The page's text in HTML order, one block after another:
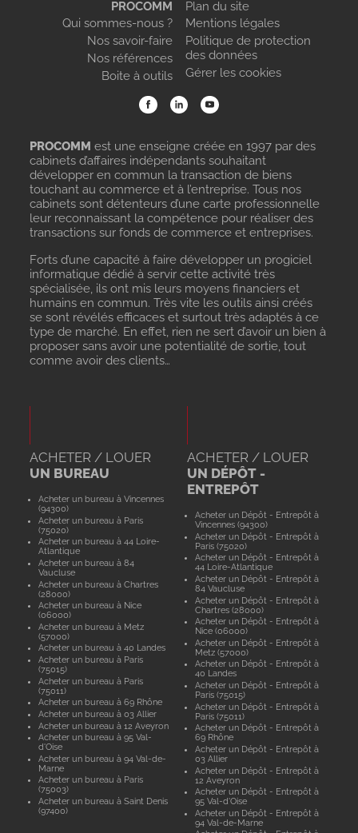
PROCOMM
Qui sommes-nous ?
Nos savoir-faire
Nos références
Boite à outils
Plan du site
Mentions légales
Politique de protection
des données
Gérer les cookies
PROCOMM est une enseigne créée en 1997 par des
cabinets d’affaires indépendants souhaitant
développer en commun la transaction de biens
touchant au commerce et à l’entreprise. Tous nos
cabinets sont détenteurs d’une carte professionnelle
leur reconnaissant la compétence pour réaliser des
transactions sur fonds de commerce et entreprises.
Forts d’une capacité à faire développer un progiciel
informatique dédié à servir cette activité très
spécialisée, ils ont mis leurs moyens financiers et
humains en commun. Très vite les outils ainsi créés
se sont révélés efficaces et surtout très adaptés à ce
type de marché. En effet, rien ne sert d’avoir un bien à
proposer sans avoir une potentialité de sortie, tout
comme avoir des clients…
ACHETER / LOUER
UN BUREAU
Acheter un bureau à Vincennes
(94300)
Acheter un bureau à Paris
(75020)
Acheter un bureau à 44 Loire-
Atlantique
Acheter un bureau à 84
Vaucluse
Acheter un bureau à Chartres
(28000)
Acheter un bureau à Nice
(06000)
Acheter un bureau à Metz
(57000)
Acheter un bureau à 40 Landes
Acheter un bureau à Paris
(75015)
Acheter un bureau à Paris
(75011)
Acheter un bureau à 69 Rhône
Acheter un bureau à 03 Allier
Acheter un bureau à 12 Aveyron
Acheter un bureau à 95 Val-
d'Oise
Acheter un bureau à 94 Val-de-
Marne
Acheter un bureau à Paris
(75003)
Acheter un bureau à Saint Denis
(97400)
ACHETER / LOUER
UN DÉPÔT -
ENTREPÔT
Acheter un Dépôt - Entrepôt à
Vincennes (94300)
Acheter un Dépôt - Entrepôt à
Paris (75020)
Acheter un Dépôt - Entrepôt à
44 Loire-Atlantique
Acheter un Dépôt - Entrepôt à
84 Vaucluse
Acheter un Dépôt - Entrepôt à
Chartres (28000)
Acheter un Dépôt - Entrepôt à
Nice (06000)
Acheter un Dépôt - Entrepôt à
Metz (57000)
Acheter un Dépôt - Entrepôt à
40 Landes
Acheter un Dépôt - Entrepôt à
Paris (75015)
Acheter un Dépôt - Entrepôt à
Paris (75011)
Acheter un Dépôt - Entrepôt à
69 Rhône
Acheter un Dépôt - Entrepôt à
03 Allier
Acheter un Dépôt - Entrepôt à
12 Aveyron
Acheter un Dépôt - Entrepôt à
95 Val-d'Oise
Acheter un Dépôt - Entrepôt à
94 Val-de-Marne